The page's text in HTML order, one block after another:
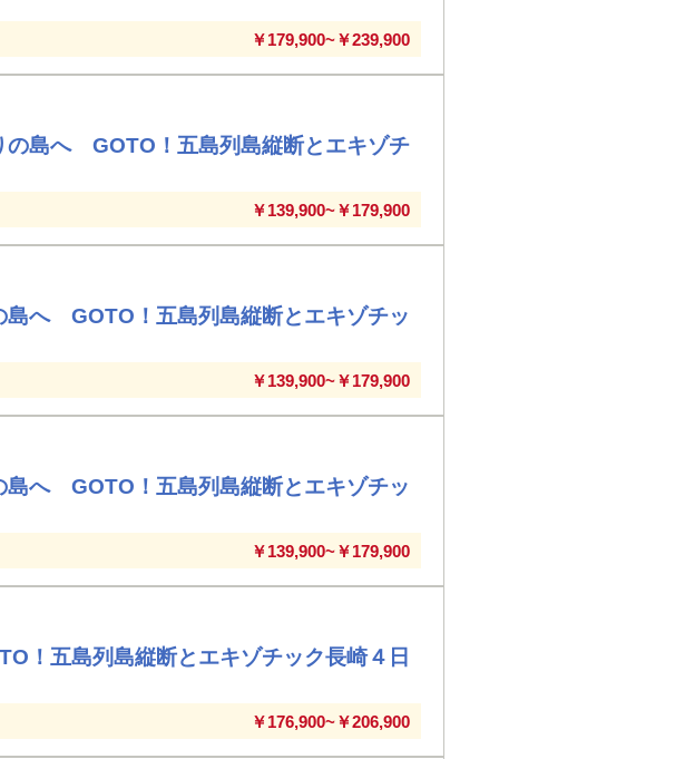
￥179,900~￥239,900
の島へ GOTO！五島列島縦断とエキゾチ
￥139,900~￥179,900
島へ GOTO！五島列島縦断とエキゾチッ
￥139,900~￥179,900
島へ GOTO！五島列島縦断とエキゾチッ
￥139,900~￥179,900
！五島列島縦断とエキゾチック長崎４日
￥176,900~￥206,900